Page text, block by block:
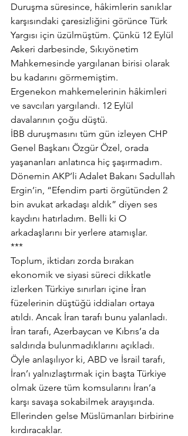
Duruşma süresince, hâkimlerin sanıklar
karşısındaki çaresizliğini görünce Türk
Yargısı için üzülmüştüm. Çünkü 12 Eylül
Askeri darbesinde, Sıkıyönetim
Mahkemesinde yargılanan birisi olarak
bu kadarını görmemiştim.
Ergenekon mahkemelerinin hâkimleri
ve savcıları yargılandı. 12 Eylül
davalarının çoğu düştü.
İBB duruşmasını tüm gün izleyen CHP
Genel Başkanı Özgür Özel, orada
yaşananları anlatınca hiç şaşırmadım.
Dönemin AKP’li Adalet Bakanı Sadullah
Ergin’in, “Efendim parti örgütünden 2
bin avukat arkadaşı aldık” diyen ses
kaydını hatırladım. Belli ki O
arkadaşlarını bir yerlere atamışlar.
***
Toplum, iktidarı zorda bırakan
ekonomik ve siyasi süreci dikkatle
izlerken Türkiye sınırları içine İran
füzelerinin düştüğü iddiaları ortaya
atıldı. Ancak İran tarafı bunu yalanladı.
İran tarafı, Azerbaycan ve Kıbrıs’a da
saldırıda bulunmadıklarını açıkladı.
Öyle anlaşılıyor ki, ABD ve İsrail tarafı,
İran’ı yalnızlaştırmak için başta Türkiye
olmak üzere tüm komsularını İran’a
karşı savaşa sokabilmek arayışında.
Ellerinden gelse Müslümanları birbirine
kırdıracaklar.